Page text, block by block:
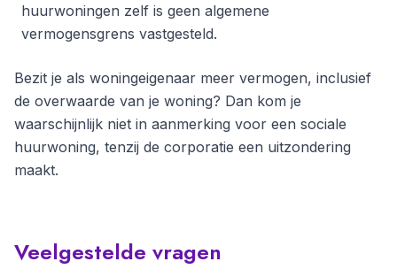
huurwoningen zelf is geen algemene
vermogensgrens vastgesteld.
Bezit je als woningeigenaar meer vermogen, inclusief
de overwaarde van je woning? Dan kom je
waarschijnlijk niet in aanmerking voor een sociale
huurwoning, tenzij de corporatie een uitzondering
maakt.
Veelgestelde vragen